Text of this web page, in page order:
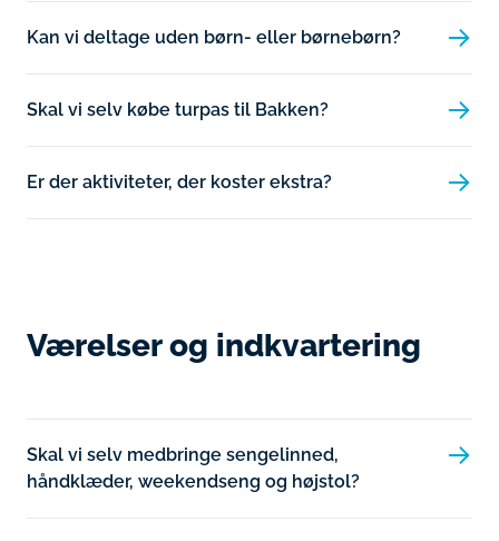
Kan vi deltage uden børn- eller børnebørn?
Skal vi selv købe turpas til Bakken?
Er der aktiviteter, der koster ekstra?
Værelser og indkvartering
Skal vi selv medbringe sengelinned,
håndklæder, weekendseng og højstol?